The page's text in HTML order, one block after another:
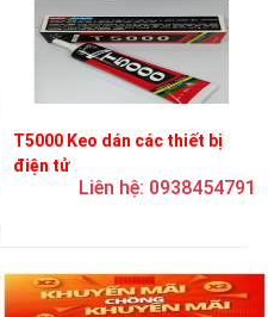
T5000 Keo dán các thiết bị
điện tử
Liên hệ: 0938454791